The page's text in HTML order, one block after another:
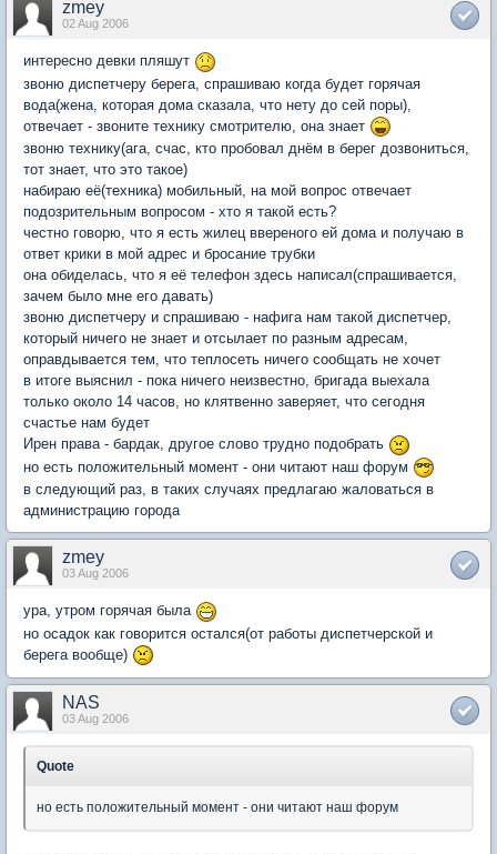
zmey
02 Aug 2006
интересно девки пляшут
звоню диспетчеру берега, спрашиваю когда будет горячая
вода(жена, которая дома сказала, что нету до сей поры),
отвечает - звоните технику смотрителю, она знает
звоню технику(ага, счас, кто пробовал днём в берег дозвониться,
тот знает, что это такое)
набираю её(техника) мобильный, на мой вопрос отвечает
подозрительным вопросом - хто я такой есть?
честно говорю, что я есть жилец ввереного ей дома и получаю в
ответ крики в мой адрес и бросание трубки
она обиделась, что я её телефон здесь написал(спрашивается,
зачем было мне его давать)
звоню диспетчеру и спрашиваю - нафига нам такой диспетчер,
который ничего не знает и отсылает по разным адресам,
оправдывается тем, что теплосеть ничего сообщать не хочет
в итоге выяснил - пока ничего неизвестно, бригада выехала
только около 14 часов, но клятвенно заверяет, что сегодня
счастье нам будет
Ирен права - бардак, другое слово трудно подобрать
но есть положительный момент - они читают наш форум
в следующий раз, в таких случаях предлагаю жаловаться в
администрацию города
zmey
03 Aug 2006
ура, утром горячая была
но осадок как говорится остался(от работы диспетчерской и
берега вообще)
NAS
03 Aug 2006
Quote
но есть положительный момент - они читают наш форум